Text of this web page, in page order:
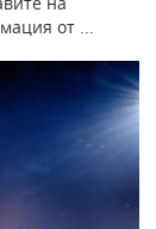
от ...